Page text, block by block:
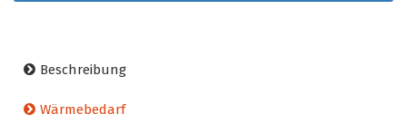
Beschreibung
Wärmebedarf